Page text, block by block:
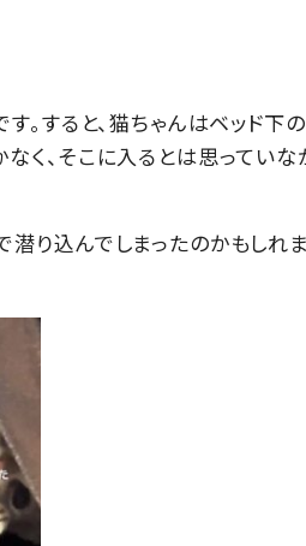
。すると、猫ちゃんはベッド下
く、そこに入るとは思っていな
り込んでしまったのかもしれま